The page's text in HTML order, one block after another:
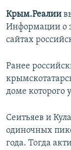
Крым.Реалии
Информации о
сайтах
Ранее
доме которого
Сеитьяев и
одиночных
года. Тогда